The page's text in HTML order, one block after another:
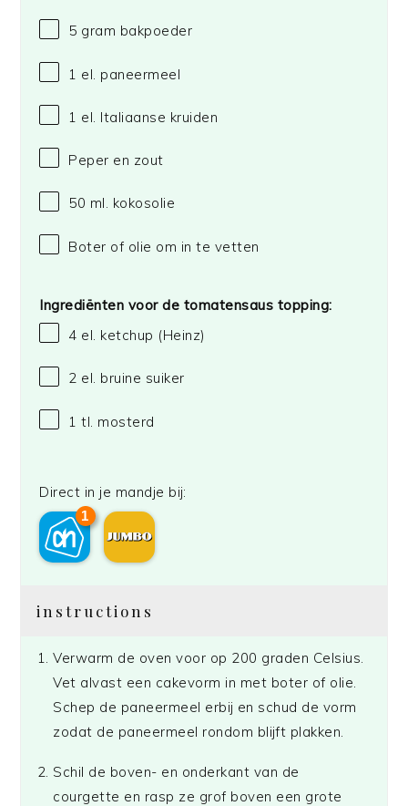
5 gram bakpoeder
1 el. paneermeel
1 el. Italiaanse kruiden
Peper en zout
50 ml. kokosolie
Boter of olie om in te vetten
Ingrediënten voor de tomatensaus topping:
4 el. ketchup (Heinz)
2 el. bruine suiker
1 tl. mosterd
Direct in je mandje bij:
1
instructions
Verwarm de oven voor op 200 graden Celsius.
Vet alvast een cakevorm in met boter of olie.
Schep de paneermeel erbij en schud de vorm
zodat de paneermeel rondom blijft plakken.
Schil de boven- en onderkant van de
courgette en rasp ze grof boven een grote